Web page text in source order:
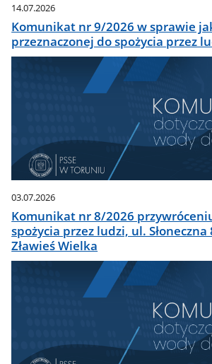
14.07.2026
Komunikat nr 9/2026 w sprawie
przeznaczonej do spożycia przez
03.07.2026
Komunikat nr 8/2026
spożycia przez ludzi, ul. Słoneczna
Zławieś Wielka